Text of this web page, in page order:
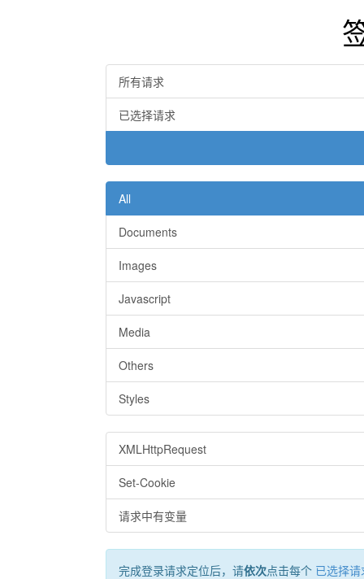
所有请求
已选择请求
All
Documents
Images
Javascript
Media
Others
Styles
XMLHttpRequest
Set-Cookie
请求中有变量
完成登录请求定位后，请依次点击每个 已选择请